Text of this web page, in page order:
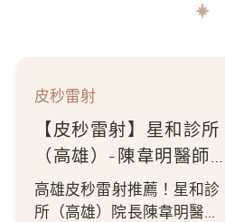
皮秒雷射
【皮秒雷射】星和診所
（高雄）-陳韋明醫師-
給你們看看我的恐龍耳
環之外，也看看我現在
初次做皮秒雷射會痛嗎？退
紅需要幾天？星和診所（高